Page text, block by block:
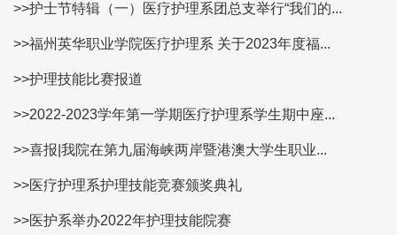
>>护士节特辑（一）医疗护理系团总支举行“我们的...
>>福州英华职业学院医疗护理系 关于2023年度福...
>>护理技能比赛报道
>>2022-2023学年第一学期医疗护理系学生期中座...
>>喜报|我院在第九届海峡两岸暨港澳大学生职业...
>>医疗护理系护理技能竞赛颁奖典礼
>>医护系举办2022年护理技能院赛